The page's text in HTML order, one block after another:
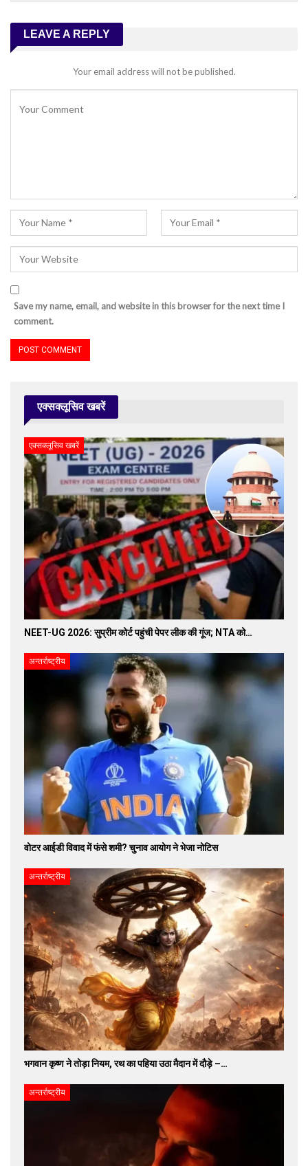
LEAVE A REPLY
Your email address will not be published.
Save my name, email, and website in this browser for the next time I
comment.
एक्सक्लूसिव खबरें
एक्सक्लूसिव खबरें
NEET-UG 2026: सुप्रीम कोर्ट पहुंची पेपर लीक की गूंज; NTA को…
अन्तर्राष्ट्रीय
वोटर आईडी विवाद में फंसे शमी? चुनाव आयोग ने भेजा नोटिस
अन्तर्राष्ट्रीय
भगवान कृष्ण ने तोड़ा नियम, रथ का पहिया उठा मैदान में दौड़े –…
अन्तर्राष्ट्रीय